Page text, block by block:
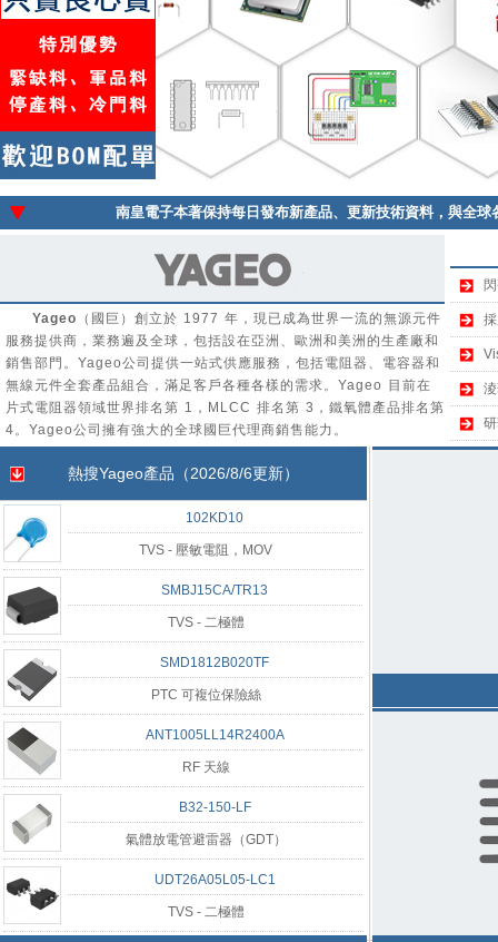
南皇電子本著保持每日發布新產品、更新技術資料，與全球
Yageo （國巨）創立於 1977 年，現已成為世界一流的無源元件
服務提供商，業務遍及全球，包括設在亞洲、歐洲和美洲的生產廠和
銷售部門。Yageo公司提供一站式供應服務，包括電阻器、電容器和
無線元件全套產品組合，滿足客戶各種各樣的需求。Yageo 目前在
片式電阻器領域世界排名第 1，MLCC 排名第 3，鐵氧體產品排名第
4。Yageo公司擁有強大的全球國巨代理商銷售能力。
熱搜Yageo產品（2026/8/6更新）
102KD10
TVS - 壓敏電阻，MOV
SMBJ15CA/TR13
TVS - 二極體
SMD1812B020TF
PTC 可複位保險絲
ANT1005LL14R2400A
RF 天線
B32-150-LF
氣體放電管避雷器（GDT）
UDT26A05L05-LC1
TVS - 二極體